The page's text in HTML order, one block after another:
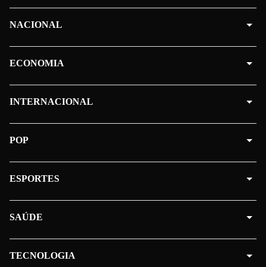
NACIONAL
ECONOMIA
INTERNACIONAL
POP
ESPORTES
SAÚDE
TECNOLOGIA